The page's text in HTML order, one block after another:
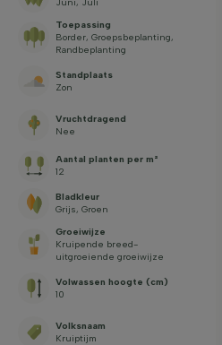
Toepassing
Border, Groepsbeplanting,
Randbeplanting
Standplaats
Zon
Vruchtdragend
Nee
Aantal planten per m²
12
Bladkleur
Grijs, Groen
Groeiwijze
Kruipende breed-
uitgroeiende groeiwijze
Volwassen hoogte (cm)
10
Volksnaam
Kruiptijm